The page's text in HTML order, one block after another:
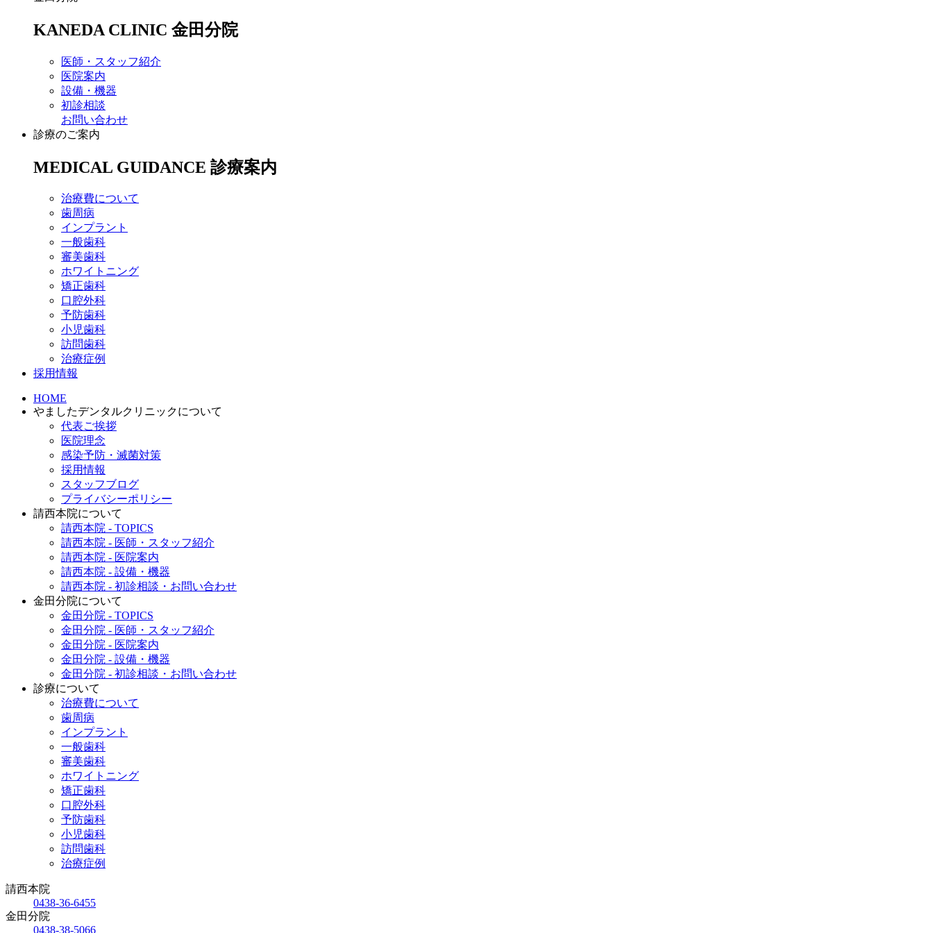
KANEDA CLINIC 金田分院
医師・スタッフ紹介
医院案内
設備・機器
初診相談
お問い合わせ
診療のご案内
MEDICAL GUIDANCE 診療案内
治療費について
歯周病
インプラント
一般歯科
審美歯科
ホワイトニング
矯正歯科
口腔外科
予防歯科
小児歯科
訪問歯科
治療症例
採用情報
HOME
やましたデンタルクリニックについて
代表ご挨拶
医院理念
感染予防・滅菌対策
採用情報
スタッフブログ
プライバシーポリシー
請西本院について
請西本院 - TOPICS
請西本院 - 医師・スタッフ紹介
請西本院 - 医院案内
請西本院 - 設備・機器
請西本院 - 初診相談・お問い合わせ
金田分院について
金田分院 - TOPICS
金田分院 - 医師・スタッフ紹介
金田分院 - 医院案内
金田分院 - 設備・機器
金田分院 - 初診相談・お問い合わせ
診療について
治療費について
歯周病
インプラント
一般歯科
審美歯科
ホワイトニング
矯正歯科
口腔外科
予防歯科
小児歯科
訪問歯科
治療症例
請西本院
0438-36-6455
金田分院
0438-38-5066